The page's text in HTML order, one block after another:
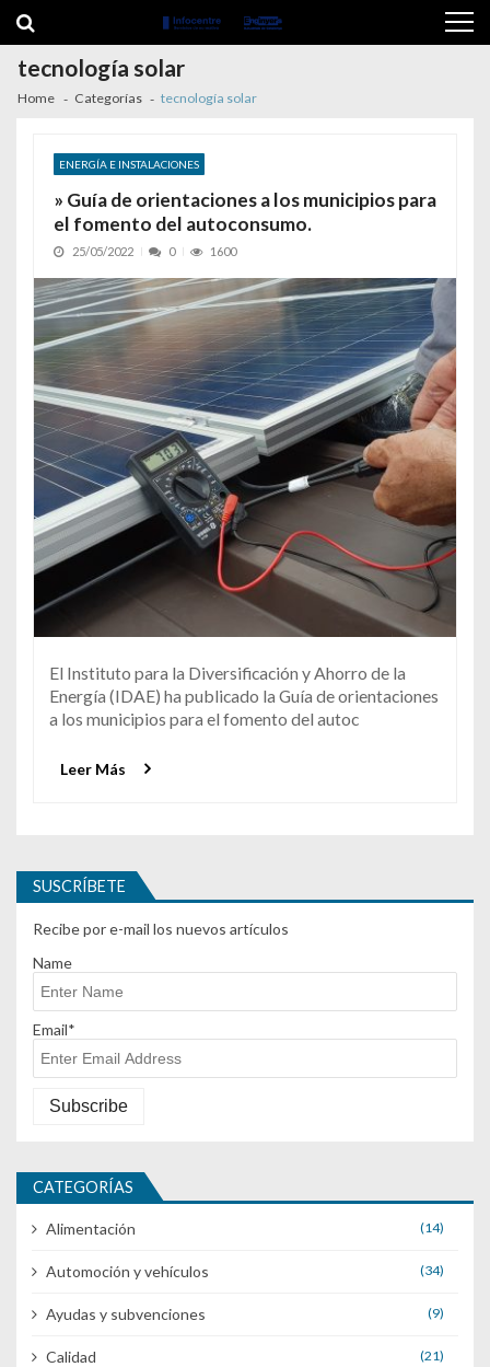
tecnología solar
Home Categorías tecnología solar
ENERGÍA E INSTALACIONES
» Guía de orientaciones a los municipios para
el fomento del autoconsumo.
25/05/2022 0 1600
El Instituto para la Diversificación y Ahorro de la
Energía (IDAE) ha publicado la Guía de orientaciones
a los municipios para el fomento del autoc
Leer Más
SUSCRÍBETE
Recibe por e-mail los nuevos artículos
Name
Email*
CATEGORÍAS
Alimentación (14)
Automoción y vehículos (34)
Ayudas y subvenciones (9)
Calidad (21)